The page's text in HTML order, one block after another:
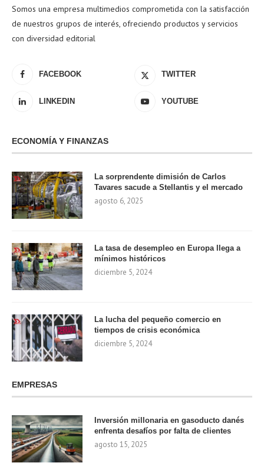
Somos una empresa multimedios comprometida con la satisfacción
de nuestros grupos de interés, ofreciendo productos y servicios
con diversidad editorial
FACEBOOK TWITTER
LINKEDIN YOUTUBE
ECONOMÍA Y FINANZAS
La sorprendente dimisión de Carlos
Tavares sacude a Stellantis y el mercado
agosto 6, 2025
La tasa de desempleo en Europa llega a
mínimos históricos
diciembre 5, 2024
La lucha del pequeño comercio en
tiempos de crisis económica
diciembre 5, 2024
EMPRESAS
Inversión millonaria en gasoducto danés
enfrenta desafíos por falta de clientes
agosto 15, 2025